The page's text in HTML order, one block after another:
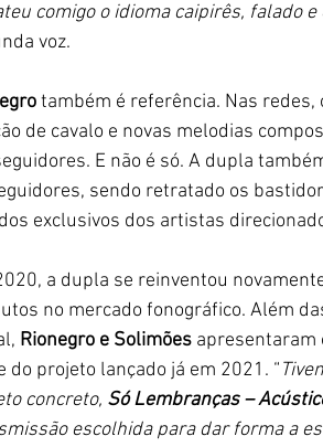
comigo o idioma caipirês, falado
voz.
também é referência. Nas
de cavalo e novas melodias
E não é só. A dupla
sendo retratado os
exclusivos dos artistas
a dupla se reinventou
no mercado fonográfico. Além
Rionegro e Solimões apresentaram
do projeto lançado já em 2021. “
concreto, Só Lembranças –
escolhida para dar forma a